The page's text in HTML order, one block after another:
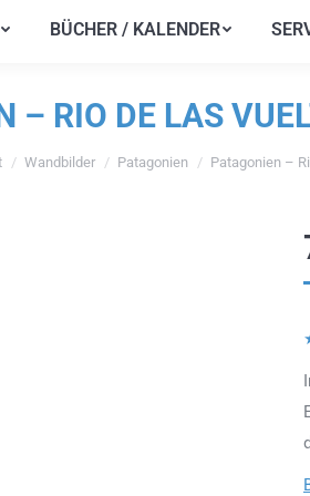
BÜCHER / KALENDER
– RIO DE LAS
sich hier:
Wandbilder Patagonien Patagonien –
BÜCHER / KALENDER